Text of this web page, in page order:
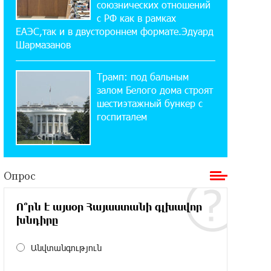
«Давидбекских играх»:
Idram&IDBank
Кругом война. А вас вводят в
заблуждение. Аршак Карапетян
16:32:52 20-07-2026
Центр продаж и обслуживания Ucom
в Егварде возобновил работу по
новому адресу — ул. Ереванян, 3/47
До 25% idcoin-ов при покупке
авиабилетов Flyone: Idram&IDBank
Ucom и Microsoft Innovation Center
союзнических отношений
с РФ как в рамках
ЕАЭС,так и в двустороннем формате.Эдуард
Шармазанов
Трамп: под бальным
залом Белого дома строят
шестиэтажный бункер с
госпиталем
Опрос
Ո՞րն է այսօր Հայաստանի գլխավոր
խնդիրը
Անվտանգություն